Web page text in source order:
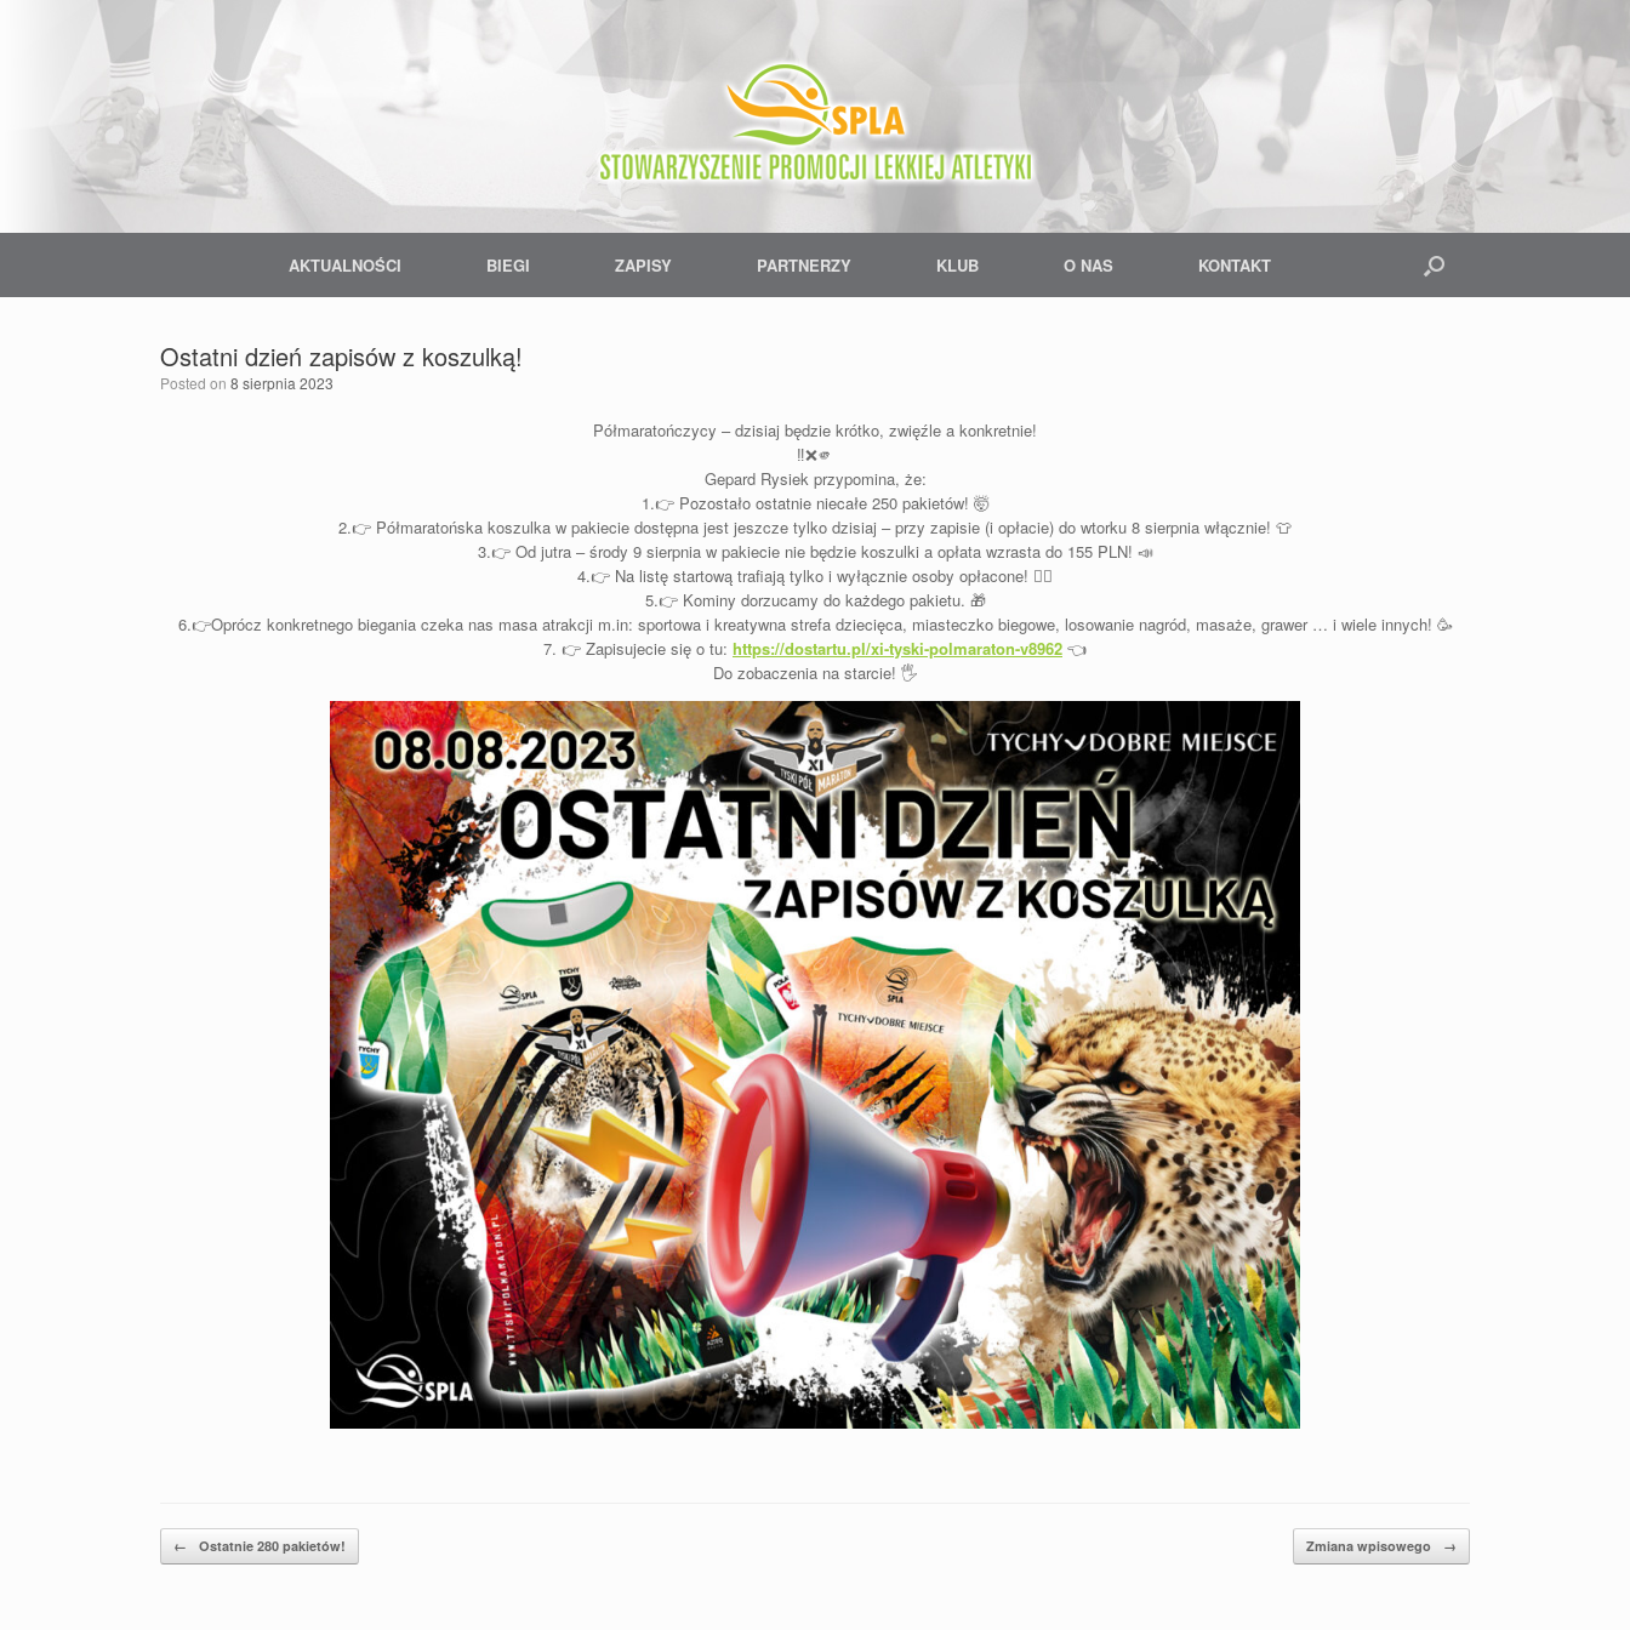
AKTUALNOŚCI BIEGI ZAPISY PARTNERZY KLUB O NAS KONTAKT
Ostatni dzień zapisów z koszulką!
Posted on 8 sierpnia 2023
Półmaratończycy – dzisiaj będzie krótko, zwięźle a konkretnie!
‼️❌🫵
Gepard Rysiek przypomina, że:
1.👉 Pozostało ostatnie niecałe 250 pakietów! 🤯
2.👉 Półmaratońska koszulka w pakiecie dostępna jest jeszcze tylko dzisiaj – przy zapisie (i opłacie) do wtorku 8 sierpnia włącznie! 👕
3.👉 Od jutra – środy 9 sierpnia w pakiecie nie będzie koszulki a opłata wzrasta do 155 PLN! 📣
4.👉 Na listę startową trafiają tylko i wyłącznie osoby opłacone! 🦹‍♂️
5.👉 Kominy dorzucamy do każdego pakietu. 🎁
6.👉Oprócz konkretnego biegania czeka nas masa atrakcji m.in: sportowa i kreatywna strefa dziecięca, miasteczko biegowe, losowanie nagród, masaże, grawer … i wiele innych! 🥳
7. 👉 Zapisujecie się o tu: https://dostartu.pl/xi-tyski-polmaraton-v8962 👈
Do zobaczenia na starcie! 🖐
Post navigation
← Ostatnie 280 pakietów! Zmiana wpisowego →